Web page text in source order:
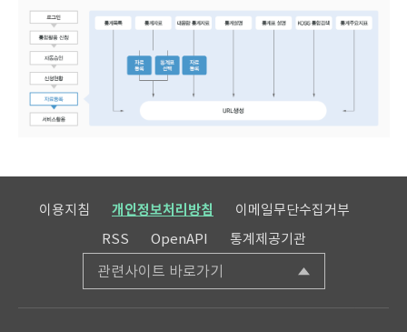
이용지침 개인정보처리방침
이메일무단수집거부
RSS
OpenAPI 통계제공기관
관련사이트 바로가기